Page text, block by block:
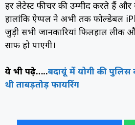
हर लेटेस्ट फीचर की उम्मीद करते हैं
हालांकि ऐप्पल ने अभी तक फोल्डेबल
जुड़ी सभी जानकारियां फिलहाल लीक
साफ हो पाएगी।
ये भी पढ़े…..बदायूं में योगी की पुलिस
थी ताबड़तोड़ फायरिंग